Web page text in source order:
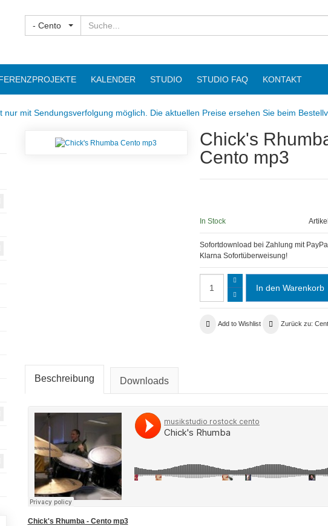
- Cento
KALENDER STUDIO STUDIO FAQ KONTAKT
mit Sendungsverfolgung möglich. Die aktuellen Preise ersehen Sie beim
Chick's
Cento mp3
In Stock
Sofortdownload bei Zahlung mit
Klarna Sofortüberweisung!
Add to Wishlist Zurück zu:
Beschreibung Downloads
Chick's Rhumba - Cento mp3